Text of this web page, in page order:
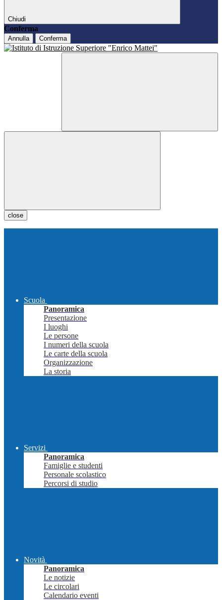
Chiudi
Conferma
Annulla Conferma
close
Scuola
Panoramica
Presentazione
I luoghi
Le persone
I numeri della scuola
Le carte della scuola
Organizzazione
La storia
Servizi
Panoramica
Famiglie e studenti
Personale scolastico
Percorsi di studio
Novità
Panoramica
Le notizie
Le circolari
Calendario eventi